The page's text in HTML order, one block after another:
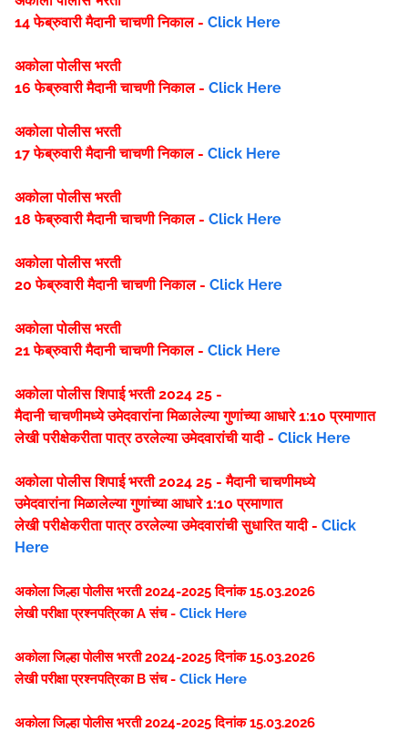
14 फेब्रुवारीमैदानी चाचणी निकाल - Click Here
अकोला पोलीस भरती
16 फेब्रुवारीमैदानी चाचणी निकाल - Click Here
अकोला पोलीस भरती
17 फेब्रुवारीमैदानी चाचणी निकाल - Click Here
अकोला पोलीस भरती
18 फेब्रुवारीमैदानी चाचणी निकाल - Click Here
अकोला पोलीस भरती
20 फेब्रुवारीमैदानी चाचणी निकाल - Click Here
अकोला पोलीस भरती
21 फेब्रुवारीमैदानी चाचणी निकाल - Click Here
अकोला पोलीस शिपाई भरती 2024 25 -
मैदानी चाचणीमध्ये उमेदवारांना मिळालेल्या गुणांच्या आधारे 1:10 प्रमाणात
लेखी परीक्षेकरीता पात्र ठरलेल्या उमेदवारांची यादी - Click Here
अकोला पोलीस शिपाई भरती 2024 25 - मैदानी चाचणीमध्ये
उमेदवारांना मिळालेल्या गुणांच्या आधारे 1:10 प्रमाणात
लेखी परीक्षेकरीता पात्र ठरलेल्या उमेदवारांची सुधारित यादी - Click
Here
अकोला जिल्हा पोलीस भरती 2024-2025 दिनांक 15.03.2026
लेखी परीक्षा प्रश्नपत्रिका A संच - Click Here
अकोला जिल्हा पोलीस भरती 2024-2025 दिनांक 15.03.2026
लेखी परीक्षा प्रश्नपत्रिका B संच - Click Here
अकोला जिल्हा पोलीस भरती 2024-2025 दिनांक 15.03.2026